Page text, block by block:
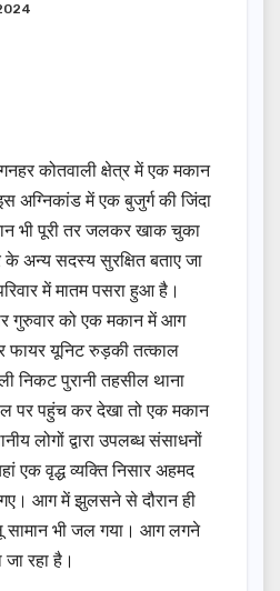
कोतवाली क्षेत्र में एक मकान
अग्निकांड में एक बुजुर्ग की जिंदा
भी पूरी तर जलकर खाक चुका
अन्य सदस्य सुरक्षित बताए जा
में मातम पसरा हुआ है।
गुरुवार को एक मकान में आग
फायर यूनिट रुड़की तत्काल
निकट पुरानी तहसील थाना
पर पहुंच कर देखा तो एक मकान
लोगों द्वारा उपलब्ध संसाधनों
एक वृद्ध व्यक्ति निसार अहमद
आग में झुलसने से दौरान ही
सामान भी जल गया। आग लगने
रहा है।